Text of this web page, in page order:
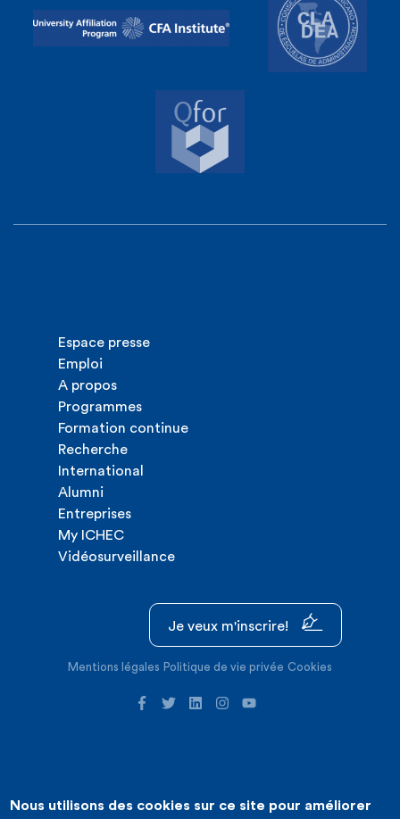
Espace presse
Emploi
A propos
Programmes
Formation continue
Recherche
International
Alumni
Entreprises
My ICHEC
Vidéosurveillance
Je veux m'inscrire!
Mentions légales Politique de vie privée Cookies
©2026 ICHEC |Création de site internet : Expansion
Nous utilisons des cookies sur ce site pour améliorer